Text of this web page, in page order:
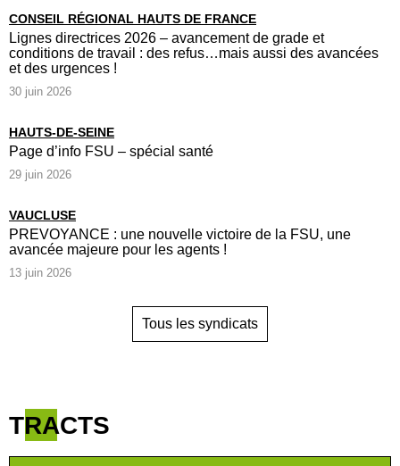
CONSEIL RÉGIONAL HAUTS DE FRANCE
Lignes directrices 2026 – avancement de grade et
conditions de travail : des refus…mais aussi des avancées
et des urgences !
30 juin 2026
HAUTS-DE-SEINE
Page d’info FSU – spécial santé
29 juin 2026
VAUCLUSE
PREVOYANCE : une nouvelle victoire de la FSU, une
avancée majeure pour les agents !
13 juin 2026
Tous les syndicats
TRACTS